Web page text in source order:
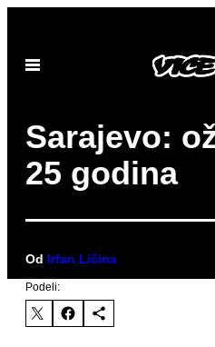
садржај
Otvori
Sarajevo:
25 godina
Od Irfan Ličina
Podeli: